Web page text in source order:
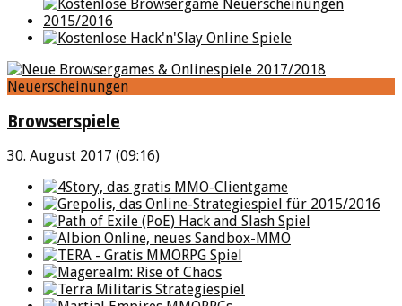
Neuerscheinungen
Browserspiele
30. August 2017 (09:16)